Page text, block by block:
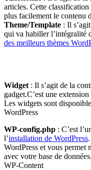
articles. Cette
plus facilement le contenu
Theme/Template : Il
qui va habiller l’intégralité
des meilleurs thèmes
Widget : Il s’agit de la
gadget.C’est une
Les widgets sont
WordPress
WP-config.php : C’est
l’installation de WordPress
WordPress et vous permet
avec votre base de données.
WP-Content